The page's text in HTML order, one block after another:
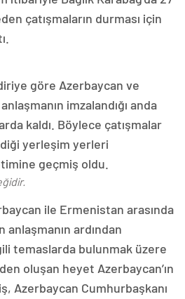
çatışmaların durması için
göre Azerbaycan ve
imzalandığı anda
kaldı. Böylece çatışmalar
yerleşim yerleri
geçmiş oldu.
ile Ermenistan arasında
anlaşmanın ardından
temaslarda bulunmak üzere
oluşan heyet Azerbaycan’ın
Azerbaycan Cumhurbaşkanı